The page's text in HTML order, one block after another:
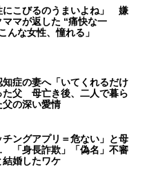
にこびるのうまいよね」 嫌
マが返した “痛快な一
な女性、憧れる」
知症の妻へ「いてくれるだけ
た父 母亡き後、二人で暮ら
父の深い愛情
チングアプリ＝危ない」と母
「身長詐欺」「偽名」不審
結婚したワケ